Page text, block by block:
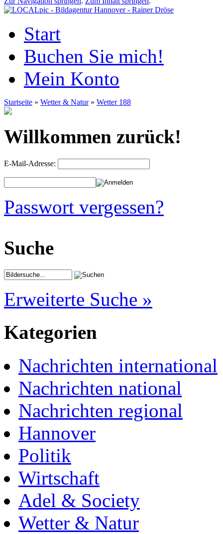
Start
Buchen Sie mich!
Mein Konto
Startseite » Wetter & Natur» Wetter 188
Willkommen zurück!
E-Mail-Adresse:
Passwort vergessen?
Suche
Erweiterte Suche »
Kategorien
Nachrichten international
Nachrichten national
Nachrichten regional
Hannover
Politik
Wirtschaft
Adel & Society
Wetter & Natur